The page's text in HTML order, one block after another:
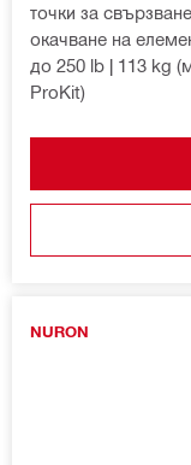
точки за
окачване на
до 250 lb | 113 kg
ProKit)
NURON